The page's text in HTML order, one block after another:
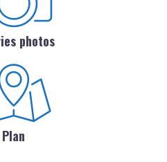
photos
Plan